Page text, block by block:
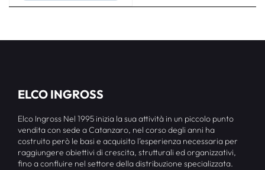
ELCO INGROSS
Elco Ingross Nel 1995 inizia la sua attività in un piccolo punto
vendita con sede a Catanzaro, nel corso degli anni ha
costruito però le basi e acquisito l’esperienza necessaria per
raggiungere obiettivi di crescita, strutturali ed organizzativi,
fino a confluire nel settore della distribuzione specializzata.